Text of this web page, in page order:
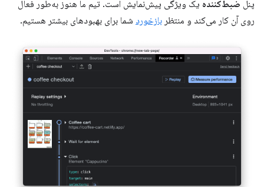
پنل ضبط‌کننده یک ویژگی پیش‌نمایش است. تیم ما هنوز به‌طور فعال
روی آن کار می‌کند و منتظر بازخورد شما برای بهبودهای بیشتر هستیم.